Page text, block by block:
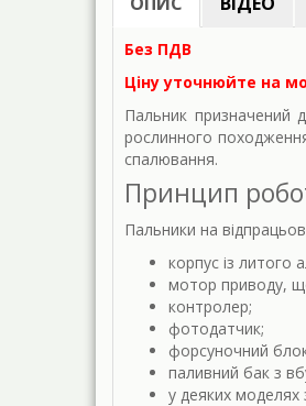
Без ПДВ
Ціну уточнюйте на
Пальник призначений
рослинного
спалювання.
Принцип
Пальники на
корпус із литого
мотор приводу, що
контролер;
фотодатчик;
форсуночний
паливний бак з
у деяких